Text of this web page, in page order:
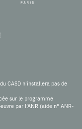
CASD n'installera pas de
sur le programme
par l’ANR (aide n° ANR-